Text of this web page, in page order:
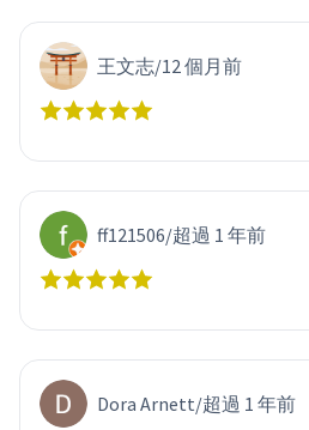
王文志/12 個月前
ff121506/超過 1 年前
Dora Arnett/超過 1 年前